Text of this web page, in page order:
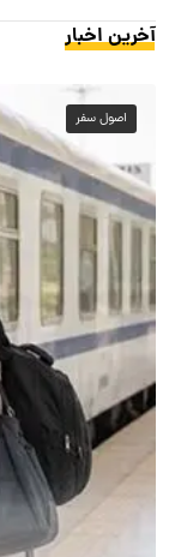
آخرین اخبار
اصول سفر